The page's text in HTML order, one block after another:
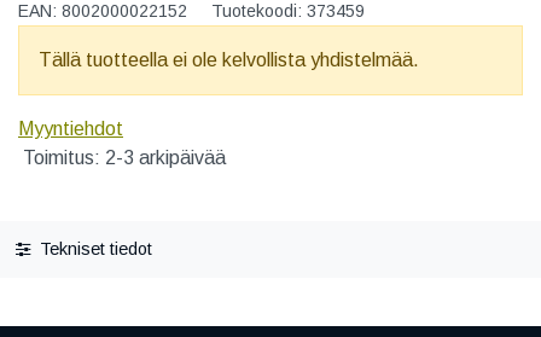
EAN: 8002000022152 Tuotekoodi: 373459
Tällä tuotteella ei ole kelvollista yhdistelmää.
Myyntiehdot
Toimitus: 2-3 arkipäivää
Tekniset tiedot